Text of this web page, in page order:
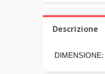
Descrizione
DIMENSIONE: